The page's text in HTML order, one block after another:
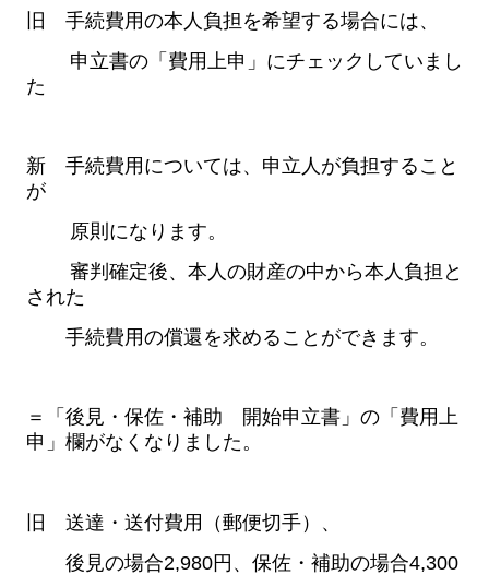
旧 手続費用の本人負担を希望する場合には、
申立書の「費用上申」にチェックしていまし
た
新 手続費用については、申立人が負担すること
が
原則になります。
審判確定後、本人の財産の中から本人負担と
された
手続費用の償還を求めることができます。
＝「後見・保佐・補助 開始申立書」の「費用上
申」欄がなくなりました。
旧 送達・送付費用（郵便切手）、
後見の場合2,980円、保佐・補助の場合4,300